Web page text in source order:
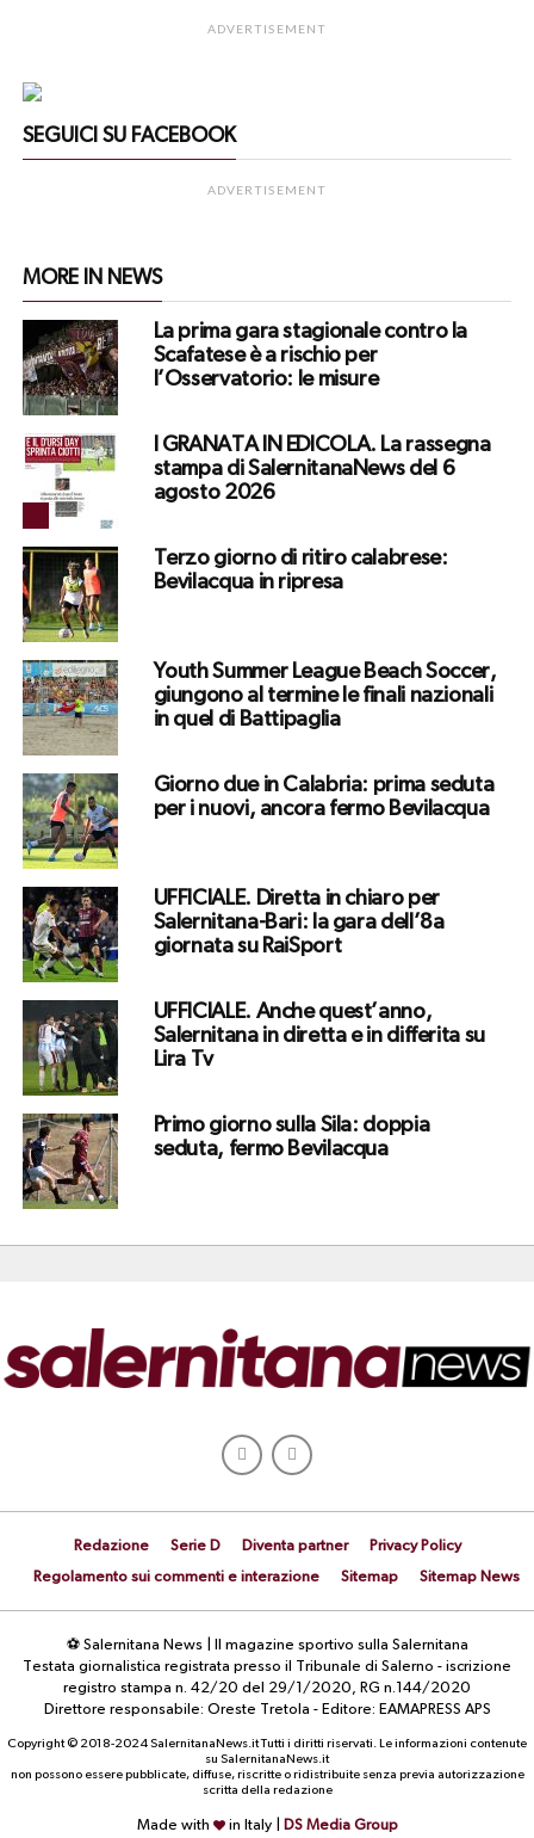
ADVERTISEMENT
SEGUICI SU FACEBOOK
ADVERTISEMENT
MORE IN NEWS
La prima gara stagionale contro la
Scafatese è a rischio per
l’Osservatorio: le misure
I GRANATA IN EDICOLA. La rassegna
stampa di SalernitanaNews del 6
agosto 2026
Terzo giorno di ritiro calabrese:
Bevilacqua in ripresa
Youth Summer League Beach Soccer,
giungono al termine le finali nazionali
in quel di Battipaglia
Giorno due in Calabria: prima seduta
per i nuovi, ancora fermo Bevilacqua
UFFICIALE. Diretta in chiaro per
Salernitana-Bari: la gara dell’8a
giornata su RaiSport
UFFICIALE. Anche quest’anno,
Salernitana in diretta e in differita su
Lira Tv
Primo giorno sulla Sila: doppia
seduta, fermo Bevilacqua
Redazione Serie D Diventa partner
Privacy Policy
Regolamento sui commenti e interazione
Sitemap Sitemap News
⚽ Salernitana News | Il magazine sportivo sulla Salernitana
Testata giornalistica registrata presso il Tribunale di Salerno - iscrizione
registro stampa n. 42/20 del 29/1/2020, RG n.144/2020
Direttore responsabile: Oreste Tretola - Editore: EAMAPRESS APS
Copyright © 2018-2024 SalernitanaNews.it Tutti i diritti riservati. Le informazioni contenute
su SalernitanaNews.it
non possono essere pubblicate, diffuse, riscritte o ridistribuite senza previa autorizzazione
scritta della redazione
Made with in Italy | DS Media Group